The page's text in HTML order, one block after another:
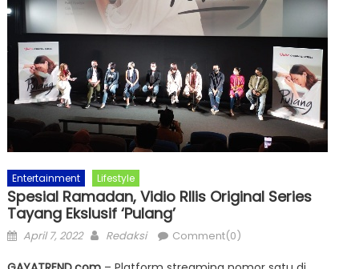
Entertainment Lifestyle
Spesial Ramadan, Vidio RIlis Original Series
Tayang Ekslusif ‘Pulang’
Posted
April 7, 2022 Author
Redaksi Comment(0)